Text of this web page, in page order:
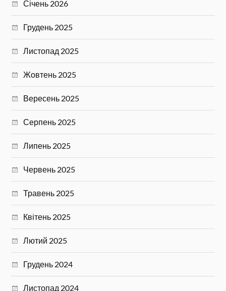
Січень 2026
Грудень 2025
Листопад 2025
Жовтень 2025
Вересень 2025
Серпень 2025
Липень 2025
Червень 2025
Травень 2025
Квітень 2025
Лютий 2025
Грудень 2024
Листопад 2024